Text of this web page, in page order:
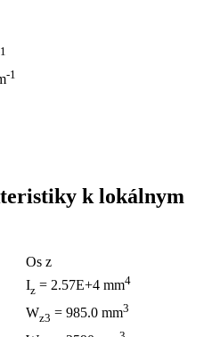
-1
k lokálnym
Os z
Iz = 2.57E+4 mm4
Wz3 = 985.0 mm3